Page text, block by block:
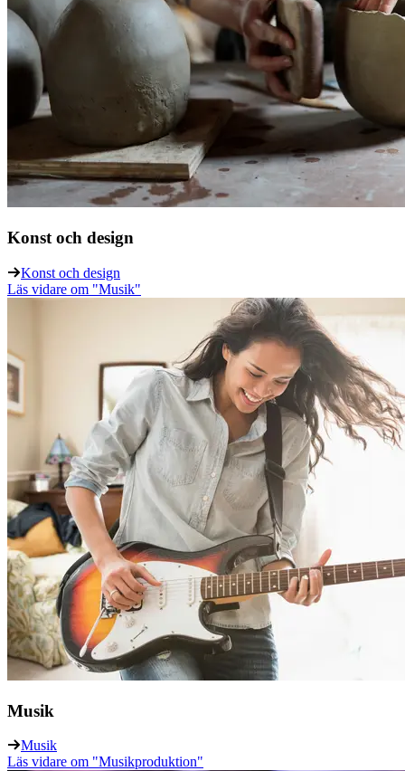
Konst och design
Konst och design
Läs vidare om "Musik"
Musik
Musik
Läs vidare om "Musikproduktion"